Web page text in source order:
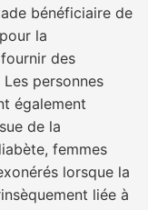
bénéficiaire de
la
des
personnes
également
de la
femmes
lorsque la
liée à